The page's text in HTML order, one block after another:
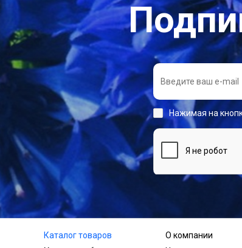
Нажимая на
Каталог товаров
О компании